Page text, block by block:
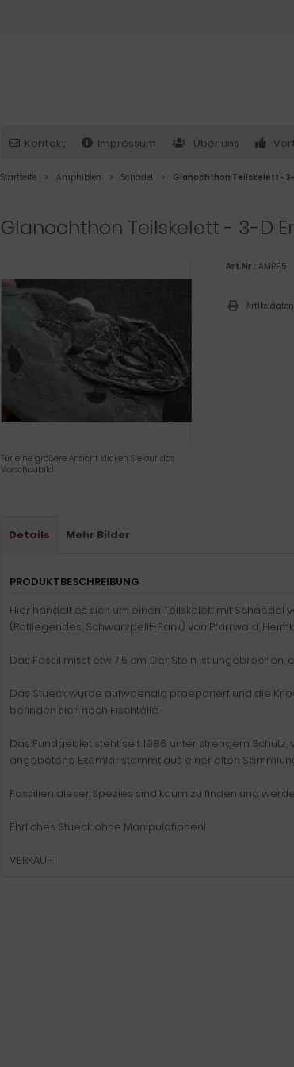
Kontakt Impressum Über uns
Startseite Amphibien Schädel Glanochthon Teilskelett -
Glanochthon Teilskelett - 3-D
Für eine größere Ansicht klicken Sie auf das
Vorschaubild
Art.Nr.: AMPF 5
Details Mehr Bilder
PRODUKTBESCHREIBUNG
Hier handelt es sich um einen Teilskelett mit Schaedel
(Rotliegendes, Schwarzpelit-Bank) von Pfarrwald,
Das Fossil misst etw 7,5 cm. Der Stein ist ungebrochen,
Das Stueck wurde aufwaendig praepariert und die
befinden sich noch Fischteile.
Das Fundgebiet steht seit 1986 unter strengem
angebotene Exemlar stammt aus einer alten
Fossilien dieser Spezies sind kaum zu finden und
Ehrliches Stueck ohne Manipulationen!
VERKAUFT